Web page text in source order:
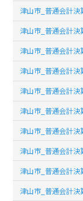
津山市_普通会計
津山市_普通会計
津山市_普通会計
津山市_普通会計
津山市_普通会計
津山市_普通会計
津山市_普通会計
津山市_普通会計
津山市_普通会計
津山市_普通会計